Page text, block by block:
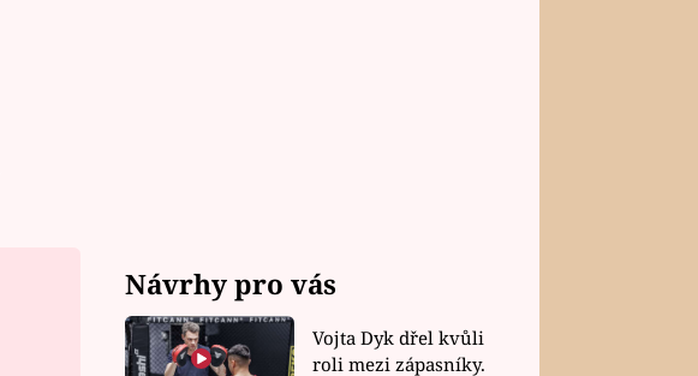
Návrhy pro vás
Vojta Dyk dřel kvůli
roli mezi zápasníky.